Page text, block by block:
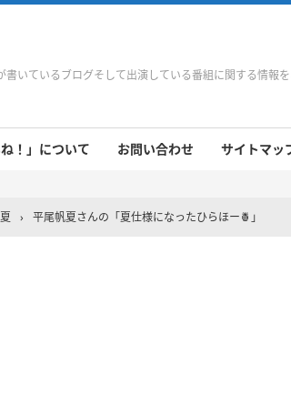
いているブログそして出演している番組に関する情報
！」について お問い合わせ サイトマッ
› 平尾帆夏さんの「夏仕様になったひらほー🍍」